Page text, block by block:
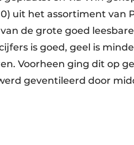
uit het assortiment van
de grote goed
is goed, geel is
Voorheen ging dit op
geventileerd door